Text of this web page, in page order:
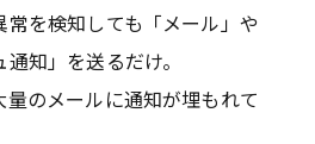
常を検知しても「メール」や
知」を送るだけ。
量のメールに通知が埋もれて